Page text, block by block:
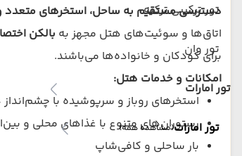
تور ترکیبی ترکیه
تور وان
تور امارات
تور امارات(مشاهده همه)
دسترسی مستقیم به ساحل، استخرهای متعدد
اتاق‌ها و سوئیت‌های هتل مجهز به بالکن
برای کودکان و خانواده‌ها می‌باشند.
امکانات و خدمات هتل:
استخرهای روباز و سرپوشیده با چشم‌انداز
رستوران‌های متنوع با غذاهای محلی و
بار ساحلی و کافی‌شاپ